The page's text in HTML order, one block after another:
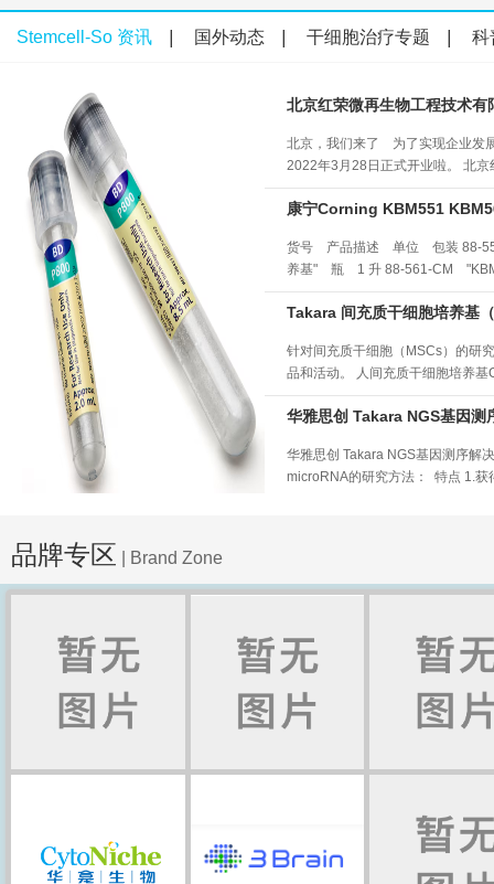
Stemcell-So 资讯 国外动态 干细胞治疗专题 科
北京红荣微再生物工程技术有
北京，我们来了 为了实现企业发
2022年3月28日正式开业啦。 北
完成，公司由此走上了新的一个阶
我们一起发展进步，携手为中国
服务科学研究"为宗旨，努力为客
康宁Corning KBM551
货号 产品描述 单位 包装 88-
养基" 瓶 1 升 88-561-CM
Takara 间充质干细胞培养基
针对间充质干细胞（MSCs）的研
品和活动。 人间充质干细胞培养
促进骨髓、脂肪、脐带来源间充质
月30日。 希望该产品的使用，可
华雅思创 Takara NGS基因
华雅思创 Takara NGS基因测序解
microRNA的研究方法： 特点 1.
品牌专区 | Brand Zone